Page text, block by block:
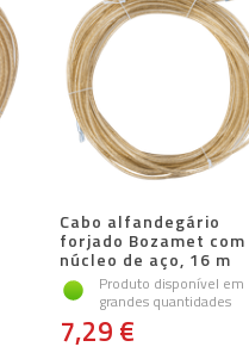
Cabo alfandegário
forjado Bozamet com
núcleo de aço, 16 m
Produto disponível em
grandes quantidades
7,29 €